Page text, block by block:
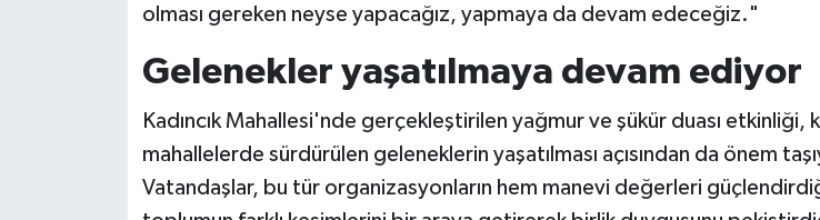
olması gereken neyse yapacağız, yapmaya da devam edeceğiz."
Gelenekler yaşatılmaya devam ediyor
Kadıncık Mahallesi'nde gerçekleştirilen yağmur ve şükür duası etkinliği,
mahallelerde sürdürülen geleneklerin yaşatılması açısından da önem
Vatandaşlar, bu tür organizasyonların hem manevi değerleri